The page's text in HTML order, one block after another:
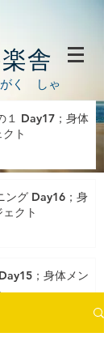
舎
く しゃ
１ Day17；身体
ト
ング Day16；身
クト
；身体メン